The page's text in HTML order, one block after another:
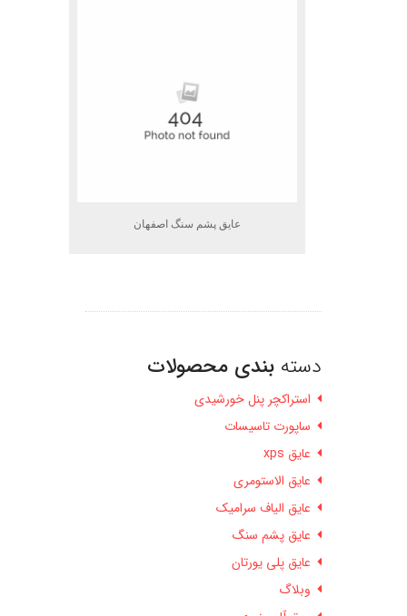
عایق پشم سنگ اصفهان
دسته بندی محصولات
استراکچر پنل خورشیدی
ساپورت تاسیسات
عایق xps
عایق الاستومری
عایق الیاف سرامیک
عایق پشم سنگ
عایق پلی یورتان
وبلاگ